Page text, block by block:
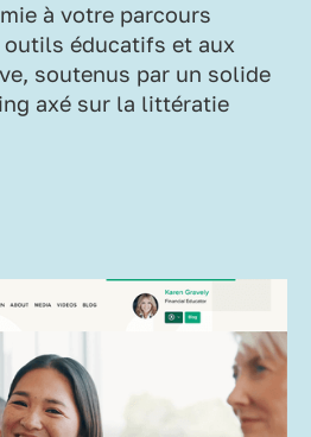
à votre parcours
éducatifs et aux
soutenus par un solide
axé sur la littératie